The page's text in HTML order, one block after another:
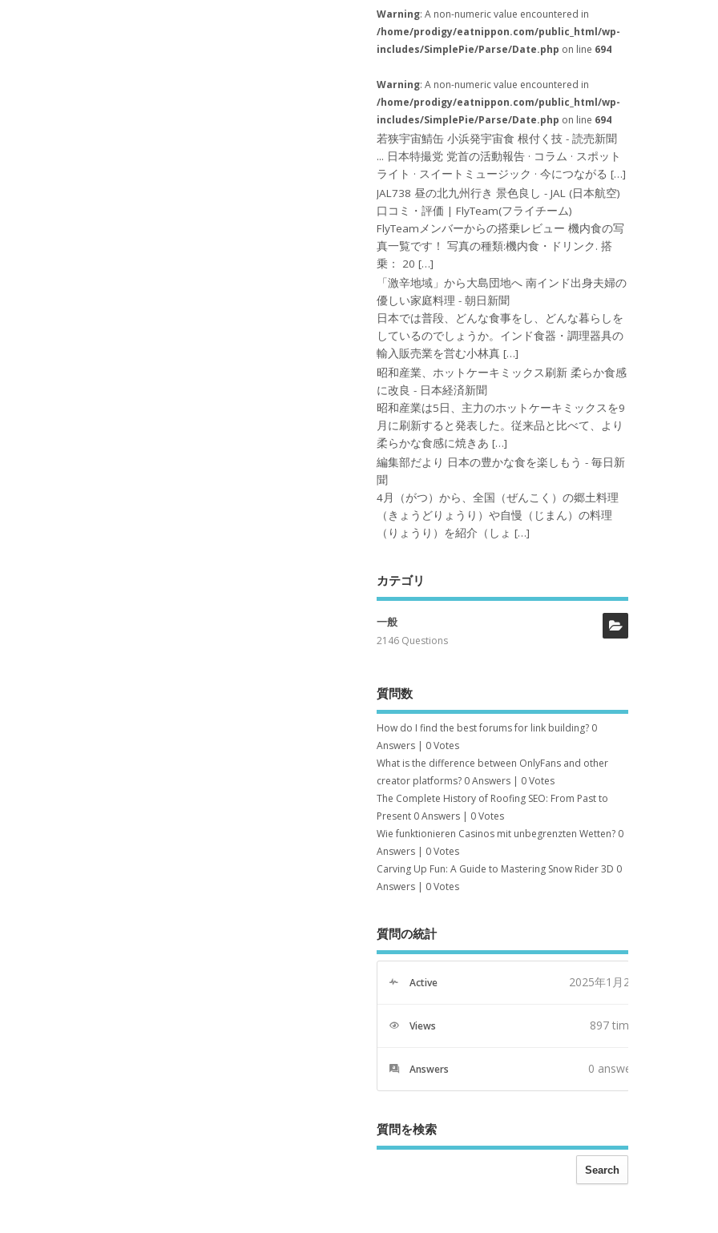
Warning: A non-numeric value encountered in
/home/prodigy/eatnippon.com/public_html/wp-
includes/SimplePie/Parse/Date.php on line 694
Warning: A non-numeric value encountered in
/home/prodigy/eatnippon.com/public_html/wp-
includes/SimplePie/Parse/Date.php on line 694
若狭宇宙鯖缶 小浜発宇宙食 根付く技 - 読売新聞
... 日本特撮党 党首の活動報告 · コラム · スポット
ライト · スイートミュージック · 今につながる […]
JAL738 昼の北九州行き 景色良し - JAL (日本航空)
口コミ・評価 | FlyTeam(フライチーム)
FlyTeamメンバーからの搭乗レビュー 機内食の写
真一覧です！ 写真の種類:機内食・ドリンク. 搭
乗： 20 […]
「激辛地域」から大島団地へ 南インド出身夫婦の
優しい家庭料理 - 朝日新聞
日本では普段、どんな食事をし、どんな暮らしを
しているのでしょうか。インド食器・調理器具の
輸入販売業を営む小林真 […]
昭和産業、ホットケーキミックス刷新 柔らか食感
に改良 - 日本経済新聞
昭和産業は5日、主力のホットケーキミックスを9
月に刷新すると発表した。従来品と比べて、より
柔らかな食感に焼きあ […]
編集部だより 日本の豊かな食を楽しもう - 毎日新
聞
4月（がつ）から、全国（ぜんこく）の郷土料理
（きょうどりょうり）や自慢（じまん）の料理
（りょうり）を紹介（しょ […]
カテゴリ
一般
2146 Questions
質問数
How do I find the best forums for link building? 0
Answers | 0 Votes
What is the difference between OnlyFans and other
creator platforms? 0 Answers | 0 Votes
The Complete History of Roofing SEO: From Past to
Present 0 Answers | 0 Votes
Wie funktionieren Casinos mit unbegrenzten Wetten? 0
Answers | 0 Votes
Carving Up Fun: A Guide to Mastering Snow Rider 3D 0
Answers | 0 Votes
質問の統計
Active 2025年1月2日
Views 897 times
Answers 0 answers
質問を検索
Search